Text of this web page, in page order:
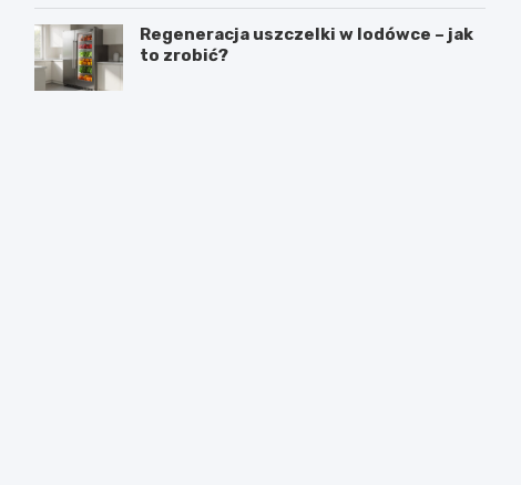
Regeneracja uszczelki w lodówce – jak
to zrobić?